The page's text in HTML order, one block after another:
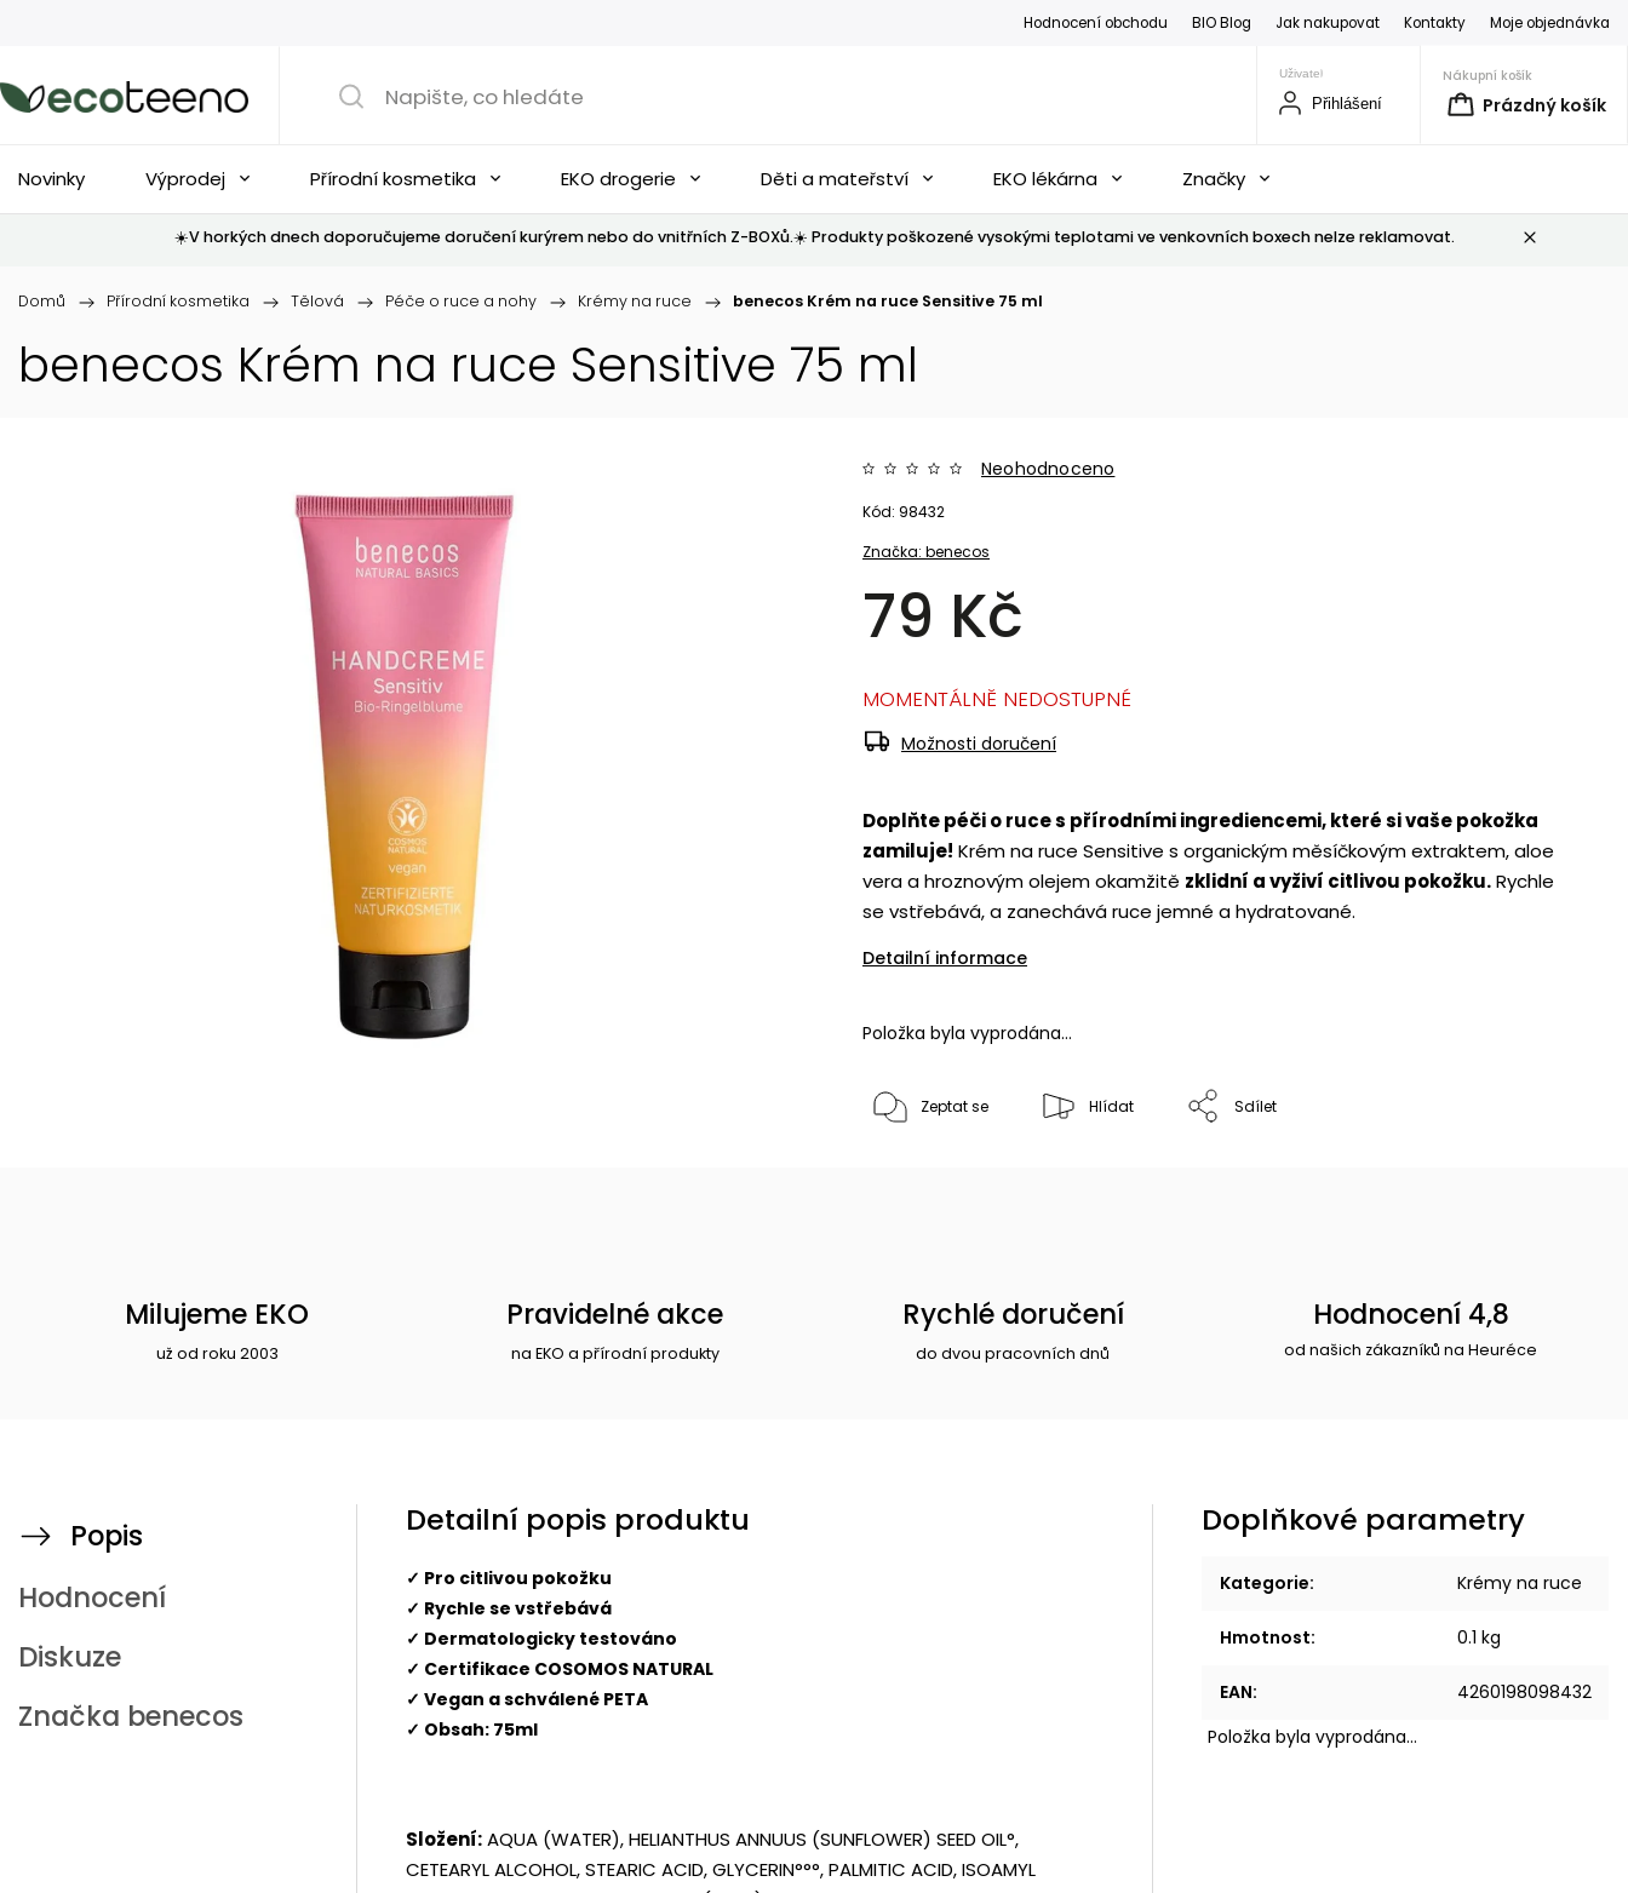
Hodnocení obchodu BIO Blog Jak nakupovat Kontakty Moje objednávka
Nákupní košík
Prázdný košík
Přihlášení
Novinky Výprodej Přírodní kosmetika EKO drogerie Děti a mateřství EKO lékárna Značky
☀️V horkých dnech doporučujeme doručení kurýrem nebo do vnitřních Z-BOXů.☀️ Produkty poškozené vysokými teplotami ve venkovních boxech nelze reklamovat.
Domů / Přírodní kosmetika / Tělová / Péče o ruce a nohy / Krémy na ruce / benecos Krém na ruce Sensitive 75 ml
benecos Krém na ruce Sensitive 75 ml
Značka:benecos
Neohodnoceno
79 Kč
Kód: 98432
Doplňte péči o ruce s přírodními ingrediencemi, které si vaše pokožka
zamiluje! Krém na ruce Sensitive s organickým měsíčkovým extraktem, aloe
vera a hroznovým olejem okamžitě zklidní a vyživí citlivou pokožku.Rychle
se vstřebává, a zanechává ruce jemné a hydratované.
Detailní informace
Položka byla vyprodána…
MOMENTÁLNĚ NEDOSTUPNÉ
Možnosti doručení
Zeptat se Hlídat Sdílet
Milujeme EKO
už od roku 2003
Pravidelné akce
na EKO a přírodní produkty
Rychlé doručení
do dvou pracovních dnů
Hodnocení 4,8
od našich zákazníků na Heuréce
Popis
Hodnocení
Diskuze
Značka benecos
Detailní popis produktu
✓ Pro citlivou pokožku
✓ Rychle se vstřebává
✓ Dermatologicky testováno
✓ Certifikace COSOMOS NATURAL
✓ Vegan a schválené PETA
✓ Obsah: 75ml
Složení:AQUA (WATER), HELIANTHUS ANNUUS (SUNFLOWER) SEED OIL°,
CETEARYL ALCOHOL, STEARIC ACID, GLYCERIN°°°, PALMITIC ACID, ISOAMYL
Doplňkové parametry
Kategorie: Krémy na ruce
Hmotnost: 0.1 kg
EAN:
4260198098432
Položka byla vyprodána…